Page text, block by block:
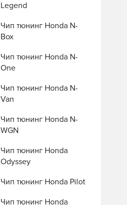
Legend
Чип тюнинг Honda N-
Box
Чип тюнинг Honda N-
One
Чип тюнинг Honda N-
Van
Чип тюнинг Honda N-
WGN
Чип тюнинг Honda
Odyssey
Чип тюнинг Honda Pilot
Чип тюнинг Honda